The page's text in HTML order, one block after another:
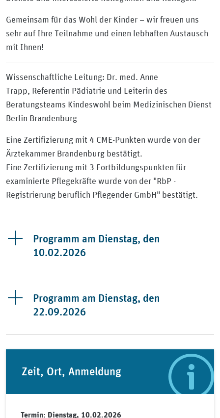
Gemeinsam für das Wohl der Kinder – wir freuen uns
sehr auf Ihre Teilnahme und einen lebhaften Austausch
mit Ihnen!
Wissenschaftliche Leitung: Dr. med. Anne
Trapp, Referentin Pädiatrie und Leiterin des
Beratungsteams Kindeswohl beim Medizinischen Dienst
Berlin Brandenburg
Eine Zertifizierung mit 4 CME-Punkten wurde von der
Ärztekammer Brandenburg bestätigt.
Eine Zertifizierung mit 3 Fortbildungspunkten für
examinierte Pflegekräfte wurde von der "RbP -
Registrierung beruflich Pflegender GmbH" bestätigt.
Programm am Dienstag, den
10.02.2026
Programm am Dienstag, den
22.09.2026
Zeit, Ort, Anmeldung
Termin: Dienstag, 10.02.2026